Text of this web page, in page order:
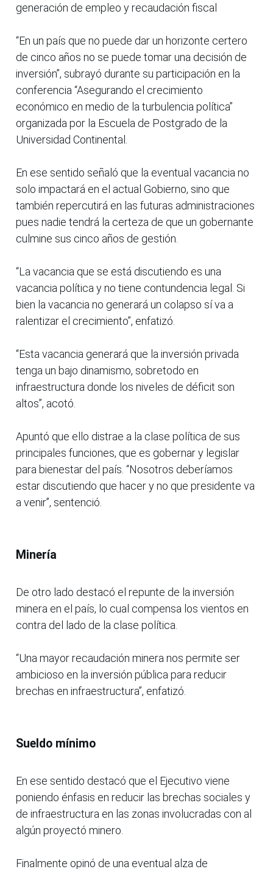
generación de empleo y recaudación fiscal
“En un país que no puede dar un horizonte certero
de cinco años no se puede tomar una decisión de
inversión”, subrayó durante su participación en la
conferencia “Asegurando el crecimiento
económico en medio de la turbulencia política”
organizada por la Escuela de Postgrado de la
Universidad Continental.
En ese sentido señaló que la eventual vacancia no
solo impactará en el actual Gobierno, sino que
también repercutirá en las futuras administraciones
pues nadie tendrá la certeza de que un gobernante
culmine sus cinco años de gestión.
“La vacancia que se está discutiendo es una
vacancia política y no tiene contundencia legal. Si
bien la vacancia no generará un colapso sí va a
ralentizar el crecimiento”, enfatizó.
“Esta vacancia generará que la inversión privada
tenga un bajo dinamismo, sobretodo en
infraestructura donde los niveles de déficit son
altos”, acotó.
Apuntó que ello distrae a la clase política de sus
principales funciones, que es gobernar y legislar
para bienestar del país. “Nosotros deberíamos
estar discutiendo que hacer y no que presidente va
a venir”, sentenció.
Minería
De otro lado destacó el repunte de la inversión
minera en el país, lo cual compensa los vientos en
contra del lado de la clase política.
“Una mayor recaudación minera nos permite ser
ambicioso en la inversión pública para reducir
brechas en infraestructura”, enfatizó.
Sueldo mínimo
En ese sentido destacó que el Ejecutivo viene
poniendo énfasis en reducir las brechas sociales y
de infraestructura en las zonas involucradas con al
algún proyectó minero.
Finalmente opinó de una eventual alza de